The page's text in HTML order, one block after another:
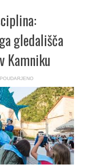
gledališča
Kamniku
POUDARJENO